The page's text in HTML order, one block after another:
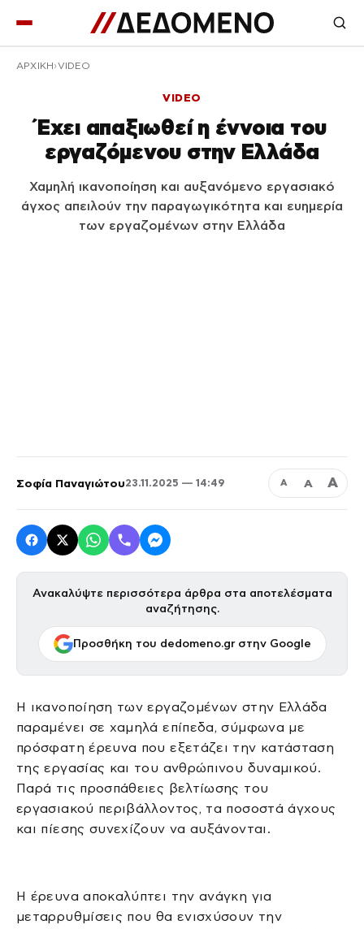
ΑΡΧΙΚΉ VIDEO
VIDEO
Έχει απαξιωθεί η έννοια του
εργαζόμενου στην Ελλάδα
Χαμηλή ικανοποίηση και αυξανόμενο εργασιακό
άγχος απειλούν την παραγωγικότητα και ευημερία
των εργαζομένων στην Ελλάδα
Σοφία Παναγιώτου23.11.2025 — 14:49 Α Α Α
Ανακαλύψτε περισσότερα άρθρα στα αποτελέσματα
αναζήτησης.
Προσθήκη του dedomeno.gr στην Google
Η ικανοποίηση των εργαζομένων στην Ελλάδα
παραμένει σε χαμηλά επίπεδα, σύμφωνα με
πρόσφατη έρευνα που εξετάζει την κατάσταση
της εργασίας και του ανθρώπινου δυναμικού.
Παρά τις προσπάθειες βελτίωσης του
εργασιακού περιβάλλοντος, τα ποσοστά άγχους
και πίεσης συνεχίζουν να αυξάνονται.
Η έρευνα αποκαλύπτει την ανάγκη για
μεταρρυθμίσεις που θα ενισχύσουν την